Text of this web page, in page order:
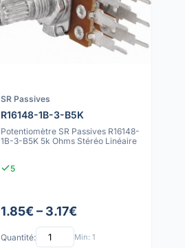
SR Passives
R16148-1B-3-B5K
Potentiomètre SR Passives R16148-
1B-3-B5K 5k Ohms Stéréo Linéaire
5
1.85€ – 3.17€
Quantité: Min: 1